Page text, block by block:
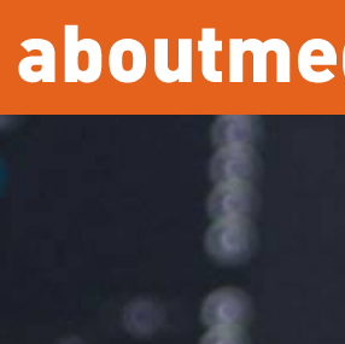
Overslaan en naar de inhoud